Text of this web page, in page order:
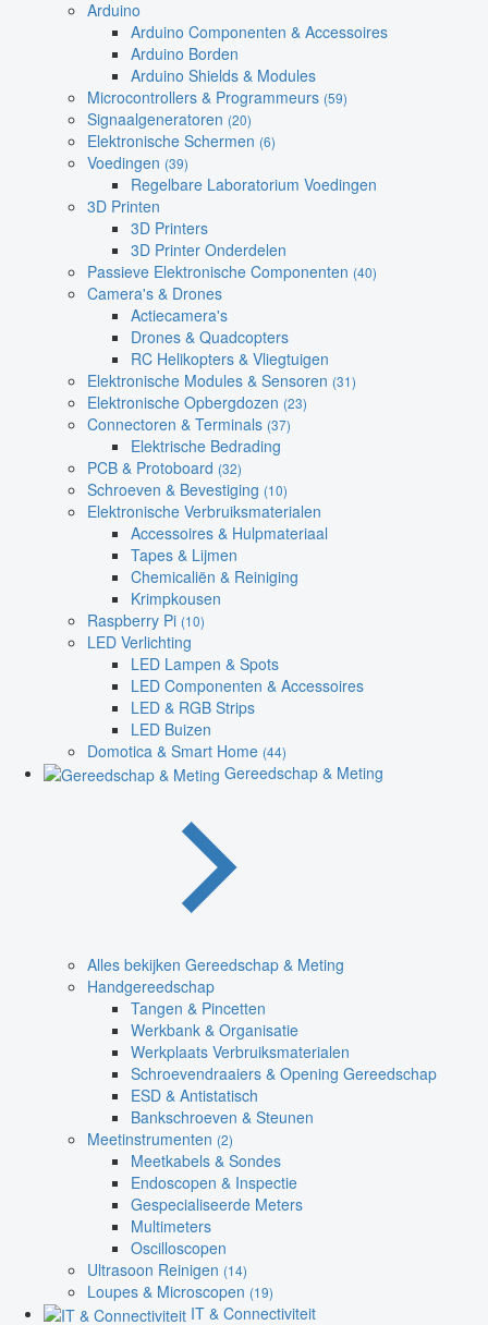
Arduino
Arduino Componenten & Accessoires
Arduino Borden
Arduino Shields & Modules
Microcontrollers & Programmeurs (59)
Signaalgeneratoren (20)
Elektronische Schermen (6)
Voedingen (39)
Regelbare Laboratorium Voedingen
3D Printen
3D Printers
3D Printer Onderdelen
Passieve Elektronische Componenten (40)
Camera's & Drones
Actiecamera's
Drones & Quadcopters
RC Helikopters & Vliegtuigen
Elektronische Modules & Sensoren (31)
Elektronische Opbergdozen (23)
Connectoren & Terminals (37)
Elektrische Bedrading
PCB & Protoboard (32)
Schroeven & Bevestiging (10)
Elektronische Verbruiksmaterialen
Accessoires & Hulpmateriaal
Tapes & Lijmen
Chemicaliën & Reiniging
Krimpkousen
Raspberry Pi (10)
LED Verlichting
LED Lampen & Spots
LED Componenten & Accessoires
LED & RGB Strips
LED Buizen
Domotica & Smart Home (44)
Gereedschap & Meting
Alles bekijken Gereedschap & Meting
Handgereedschap
Tangen & Pincetten
Werkbank & Organisatie
Werkplaats Verbruiksmaterialen
Schroevendraaiers & Opening Gereedschap
ESD & Antistatisch
Bankschroeven & Steunen
Meetinstrumenten (2)
Meetkabels & Sondes
Endoscopen & Inspectie
Gespecialiseerde Meters
Multimeters
Oscilloscopen
Ultrasoon Reinigen (14)
Loupes & Microscopen (19)
IT & Connectiviteit